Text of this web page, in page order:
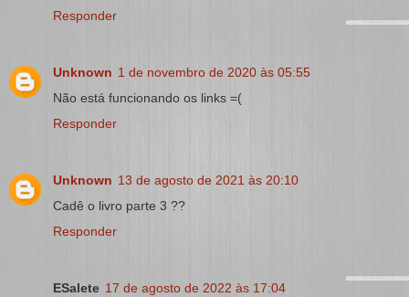
Responder
Unknown 1 de novembro de 2020 às 05:55
Não está funcionando os links =(
Responder
Unknown 13 de agosto de 2021 às 20:10
Cadê o livro parte 3 ??
Responder
ESalete 17 de agosto de 2022 às 17:04